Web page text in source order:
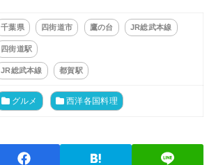
千葉県 四街道市 鷹の台 JR総武本線
四街道駅
JR総武本線 都賀駅
グルメ 西洋各国料理